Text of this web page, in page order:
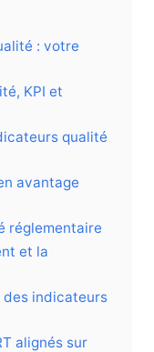
: votre
KPI et
qualité
avantage
réglementaire
et la
indicateurs
alignés sur